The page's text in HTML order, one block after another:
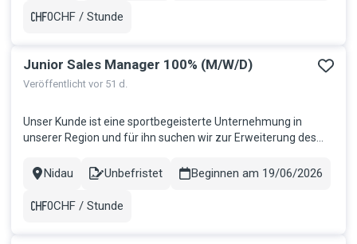
Kundenbeziehungen Aktive Betreuung bestehender...
Gehalt
0CHF / Stunde
Junior Sales Manager 100% (M/W/D)
Veröffentlicht vor 51 d.
Unser Kunde ist eine sportbegeisterte Unternehmung in
unserer Region und für ihn suchen wir zur Erweiterung des
Manager 100%: Deine Aufgaben Akquisition von neuen
Produktepalette Aktiver Ve...
Stadt
Nidau
Contract
Unbefristet Beginnen am 19/06/2026
Gehalt
0CHF / Stunde